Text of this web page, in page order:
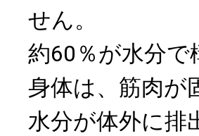
せん。
約60％が水分
身体は、筋肉が
水分が体外に排